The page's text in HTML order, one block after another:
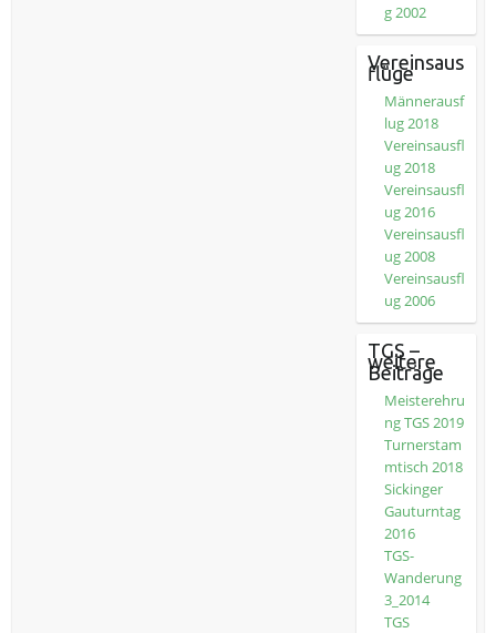
g 2002
Vereinsaus
flüge
Männerausf
lug 2018
Vereinsausfl
ug 2018
Vereinsausfl
ug 2016
Vereinsausfl
ug 2008
Vereinsausfl
ug 2006
TGS –
weitere
Beiträge
Meisterehru
ng TGS 2019
Turnerstam
mtisch 2018
Sickinger
Gauturntag
2016
TGS-
Wanderung
3_2014
TGS